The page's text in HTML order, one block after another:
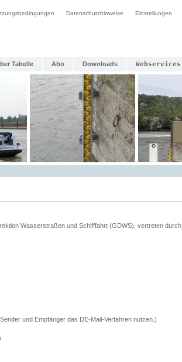
Datenschutzhinweise Einstellungen
Tabelle Abo Downloads Webservices
Wasserstraßen und Schifffahrt (GDWS), vertreten durch
und Empfänger das DE-Mail-Verfahren nutzen.)